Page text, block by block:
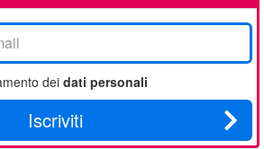
dei dati personali
Iscriviti